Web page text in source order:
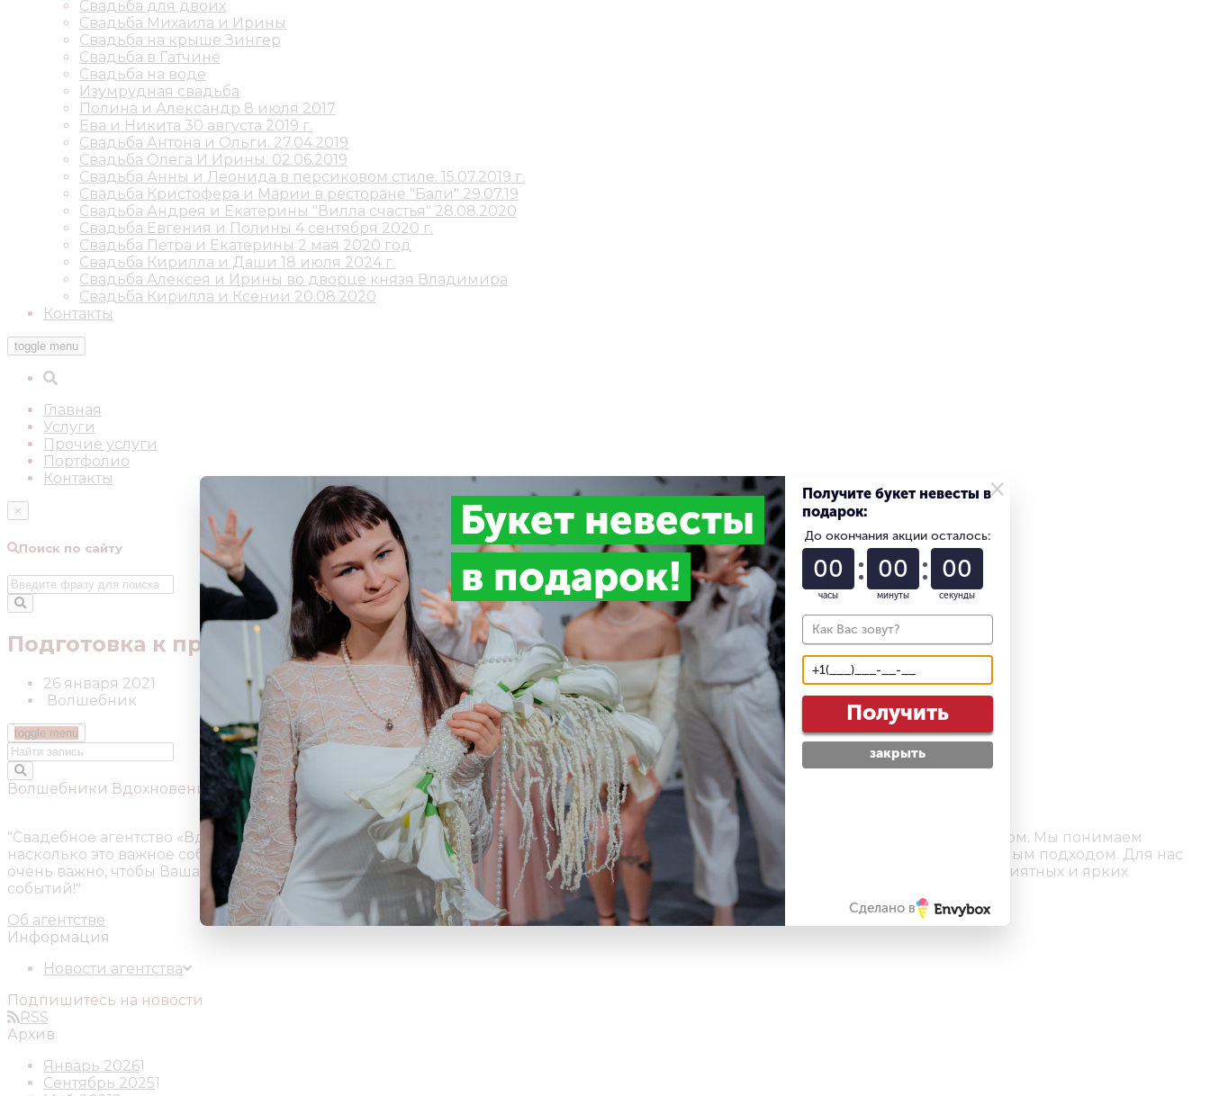
Свадьба для двоих
Свадьба Михаила и Ирины
Свадьба на крыше Зингер
Свадьба в Гатчине
Свадьба на воде
Изумрудная свадьба
Полина и Александр 8 июля 2017
Ева и Никита 30 августа 2019 г.
Свадьба Антона и Ольги. 27.04.2019
Свадьба Олега И Ирины. 02.06.2019
Свадьба Анны и Леонида в персиковом стиле. 15.07.2019 г.
Свадьба Кристофера и Марии в ресторане "Бали" 29.07.19
Свадьба Андрея и Екатерины "Вилла счастья" 28.08.2020
Свадьба Евгения и Полины 4 сентября 2020 г.
Свадьба Петра и Екатерины 2 мая 2020 год
Свадьба Кирилла и Даши 18 июля 2024 г.
Свадьба Алексея и Ирины во дворце князя Владимира
Свадьба Кирилла и Ксении 20.08.2020
Контакты
toggle menu
Главная
Услуги
Прочие услуги
Портфолио
Контакты
×
Поиск по сайту
Подготовка к прекрасной свадьбе на даче Шелепена
26 января 2021
Волшебник
toggle menu
Волшебники Вдохновения
"Свадебное агентство «Вдохновение» специализируется на организации свадеб в Санкт-Петербурге, регионах России и за рубежом. Мы понимаем
насколько это важное событие в вашей жизни, поэтому к организации свадеб всегда относимся с душой, чутким и индивидуальным подходом. Для нас
очень важно, чтобы Ваша «свадьба мечты» стала реальностью, а ваш свадебный день для гостей запомнился как одно из самых приятных и ярких
событий!"
Об агентстве
Информация
Новости агентства
Подпишитесь на новости
RSS
Архив
Январь 20261
Сентябрь 20251
Букет невесты
в подарок!
×
Получите букет невесты в
подарок:
До окончания акции осталось:
01
часы
59
минуты
58
секунды
Получить
закрыть
Сделано в